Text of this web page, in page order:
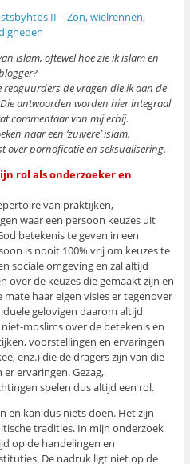
stsbyhtbs II – Zon, wielrennen,
islam, oftewel hoe zie ik islam en
de vragen die ik aan de
antwoorden worden hier integraal
commentaar van mij erbij.
naar een ‘zuivere’ islam.
over pornoficatie en seksualisering.
rol als onderzoeker en
van praktijken,
waar een persoon keuzes uit
betekenis te geven in een
is nooit 100% vrij om keuzes te
sociale omgeving en zal altijd
de keuzes die gemaakt zijn en
haar eigen visies er tegenover
gelovigen daarom altijd
moslims over de betekenis en
voorstellingen en ervaringen
enz.) die de dragers zijn van die
ervaringen. Gezag,
spelen dus altijd een rol.
en kan dus niets doen. Het zijn
tradities. In mijn onderzoek
op de handelingen en
De nadruk ligt niet op de